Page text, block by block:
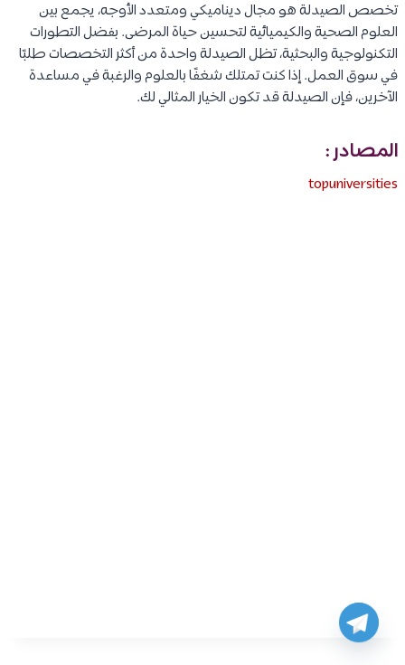
تخصص الصيدلة هو مجال ديناميكي ومتعدد الأوجه، يجمع بين
العلوم الصحية والكيميائية لتحسين حياة المرضى. بفضل التطورات
التكنولوجية والبحثية، تظل الصيدلة واحدة من أكثر التخصصات طلبًا
في سوق العمل. إذا كنت تمتلك شغفًا بالعلوم والرغبة في مساعدة
الآخرين، فإن الصيدلة قد تكون الخيار المثالي لك.
المصادر :
topuniversities